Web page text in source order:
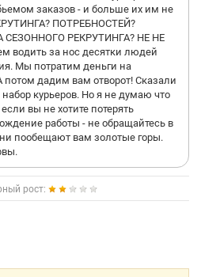
заказов - и больше их им не
ПОТРЕБНОСТЕЙ?
РЕКРУТИНГА? НЕ НЕ
водить за нос десятки людей
Мы потратим деньги на
потом дадим вам отворот! Сказали
курьеров. Но я не думаю что
вы не хотите потерять
работы - не обращайтесь в
пообещают вам золотые горы.
рост: